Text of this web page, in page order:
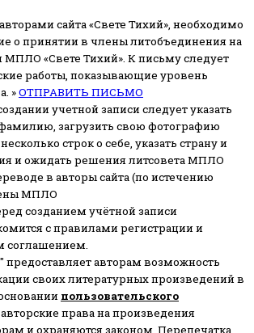
сайта «Свете Тихий», необходимо
о принятии в члены литобъединения на
МПЛО «Свете Тихий». К письму следует
работы, показывающие уровень
»ОТПРАВИТЬ ПИСЬМО
учетной записи следует указать
загрузить свою фотографию
строк о себе, указать страну и
и ожидать решения литсовета МПЛО
в авторы сайта (по истечению
МПЛО
созданием учётной записи
с правилами регистрации и
соглашением.
предоставляет авторам возможность
своих литературных произведений в
пользовательского
права на произведения
и охраняются законом. Перепечатка